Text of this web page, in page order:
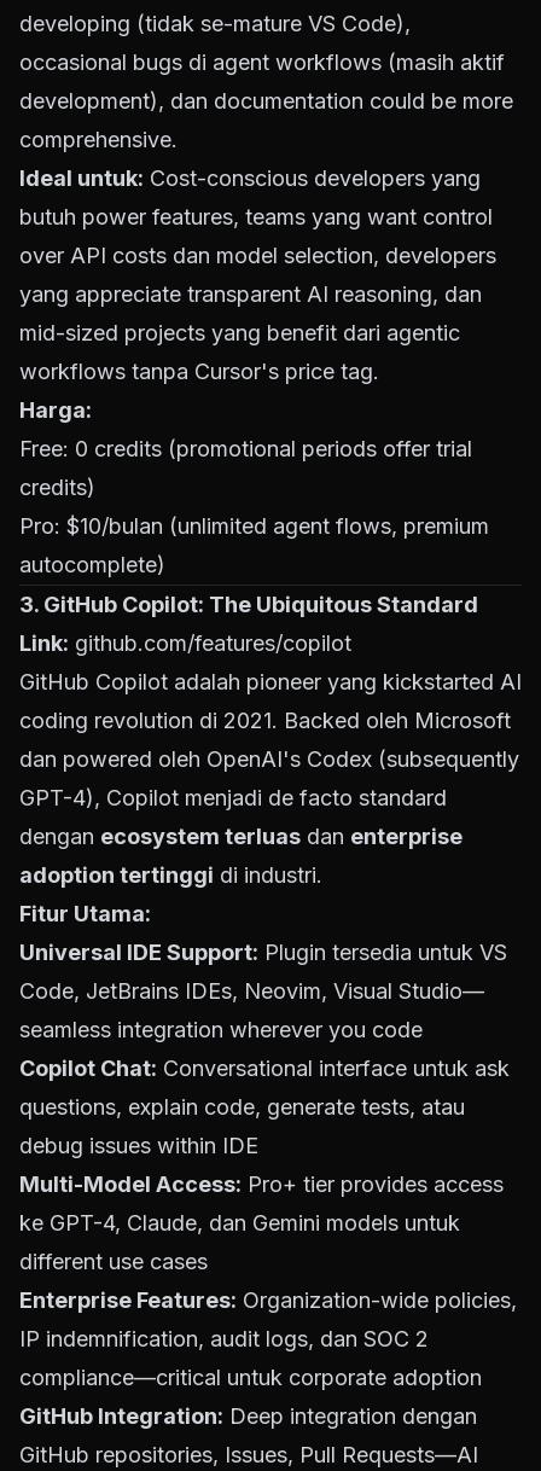
developing (tidak se-mature VS Code),
occasional bugs di agent workflows (masih aktif
development), dan documentation could be more
comprehensive.
Ideal untuk: Cost-conscious developers yang
butuh power features, teams yang want control
over API costs dan model selection, developers
yang appreciate transparent AI reasoning, dan
mid-sized projects yang benefit dari agentic
workflows tanpa Cursor's price tag.
Harga:
Free: 0 credits (promotional periods offer trial
credits)
Pro: $10/bulan (unlimited agent flows, premium
autocomplete)
3. GitHub Copilot: The Ubiquitous Standard
Link: github.com/features/copilot
GitHub Copilot adalah pioneer yang kickstarted AI
coding revolution di 2021. Backed oleh Microsoft
dan powered oleh OpenAI's Codex (subsequently
GPT-4), Copilot menjadi de facto standard
dengan ecosystem terluas dan enterprise
adoption tertinggi di industri.
Fitur Utama:
Universal IDE Support: Plugin tersedia untuk VS
Code, JetBrains IDEs, Neovim, Visual Studio—
seamless integration wherever you code
Copilot Chat: Conversational interface untuk ask
questions, explain code, generate tests, atau
debug issues within IDE
Multi-Model Access: Pro+ tier provides access
ke GPT-4, Claude, dan Gemini models untuk
different use cases
Enterprise Features: Organization-wide policies,
IP indemnification, audit logs, dan SOC 2
compliance—critical untuk corporate adoption
GitHub Integration: Deep integration dengan
GitHub repositories, Issues, Pull Requests—AI